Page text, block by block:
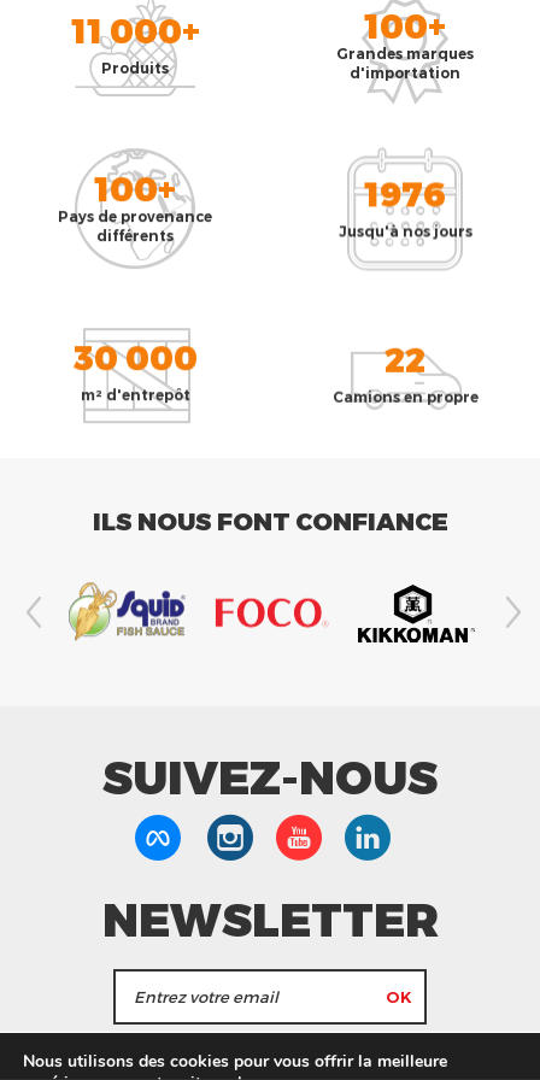
11 000+
Produits
100+
Grandes marques
d'importation
100+
Pays de provenance
différents
1976
Jusqu'à nos jours
30 000
m² d'entrepôt
22
Camions en propre
ILS NOUS FONT CONFIANCE
SUIVEZ-NOUS
NEWSLETTER
J'accepte de recevoir les actualités et les
Nous utilisons des cookies pour vous offrir la meilleure